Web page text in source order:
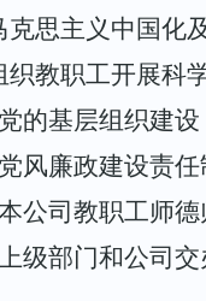
克思主义中国化
织教职工开展科
的基层组织建设
风廉政建设责
公司教职工师
级部门和公司交